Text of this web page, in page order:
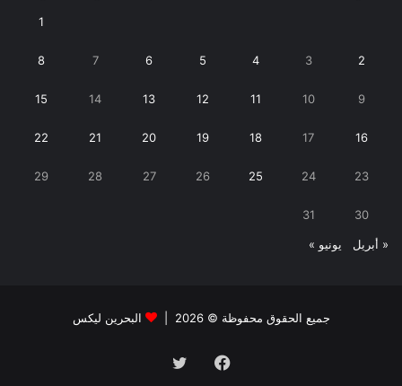
1
2
3
4
5
6
7
8
9
10
11
12
13
14
15
16
17
18
19
20
21
22
23
24
25
26
27
28
29
30
31
« أبريل يونيو »
جميع الحقوق محفوظة © 2026 | البحرين ليكس
فيسبوك